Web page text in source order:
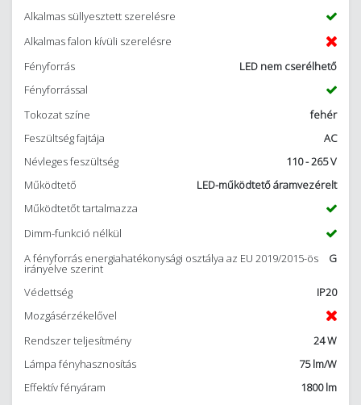
Alkalmas süllyesztett szerelésre
Alkalmas falon kívüli szerelésre
Fényforrás
LED nem cserélhető
Fényforrással
Tokozat színe
fehér
Feszültség fajtája
AC
Névleges feszültség
110 - 265 V
Működtető
LED-működtető áramvezérelt
Működtetőt tartalmazza
Dimm-funkció nélkül
A fényforrás energiahatékonysági osztálya az EU 2019/2015-ös
irányelve szerint
G
Védettség
IP20
Mozgásérzékelővel
Rendszer teljesítmény
24 W
Lámpa fényhasznosítás
75 lm/W
Effektív fényáram
1800 lm